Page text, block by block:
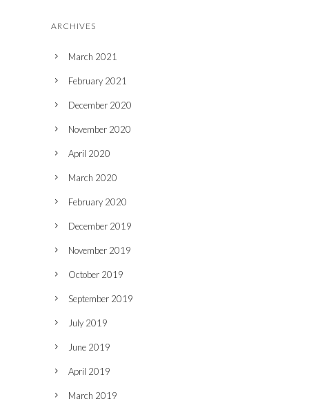
ARCHIVES
March 2021
February 2021
December 2020
November 2020
April 2020
March 2020
February 2020
December 2019
November 2019
October 2019
September 2019
July 2019
June 2019
April 2019
March 2019